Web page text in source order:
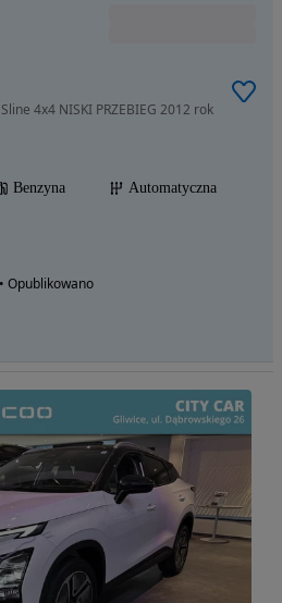
4x4 NISKI PRZEBIEG 2012 rok
Benzyna
Automatyczna
Opublikowano